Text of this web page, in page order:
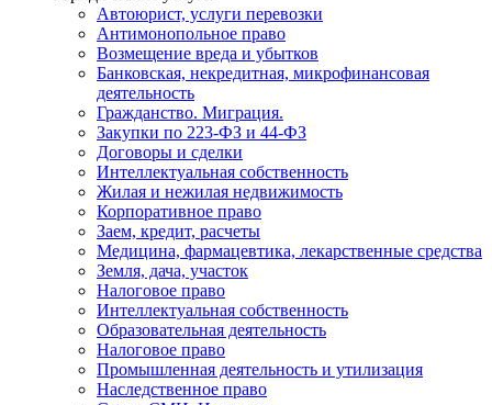
Автоюрист, услуги перевозки
Антимонопольное право
Возмещение вреда и убытков
Банковская, некредитная, микрофинансовая
деятельность
Гражданство. Миграция.
Закупки по 223-ФЗ и 44-ФЗ
Договоры и сделки
Интеллектуальная собственность
Жилая и нежилая недвижимость
Корпоративное право
Заем, кредит, расчеты
Медицина, фармацевтика, лекарственные средства
Земля, дача, участок
Налоговое право
Интеллектуальная собственность
Образовательная деятельность
Налоговое право
Промышленная деятельность и утилизация
Наследственное право